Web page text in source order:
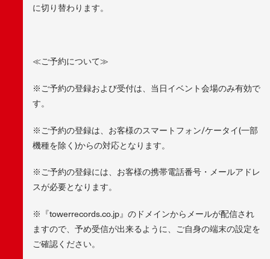
に切り替わります。
≪ご予約について≫
※ご予約の登録および受付は、当日イベント会場のみ有効で
す。
※ご予約の登録は、お客様のスマートフォン/ケータイ(一部
機種を除く)からの対応となります。
※ご予約の登録には、お客様の携帯電話番号・メールアドレ
スが必要となります。
※『towerrecords.co.jp』のドメインからメールが配信され
ますので、予め受信が出来るように、ご自身の端末の設定を
ご確認ください。